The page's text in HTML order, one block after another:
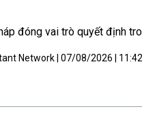
đóng vai trò quyết định
Network | 07/08/2026 |